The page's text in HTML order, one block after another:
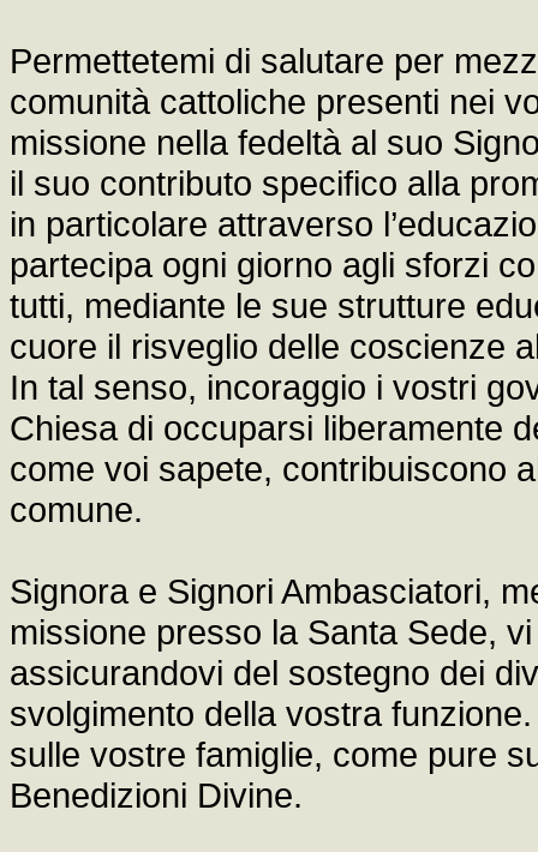
Permettetemi di salutare per
comunità cattoliche presenti nei
missione nella fedeltà al suo
il suo contributo specifico alla
in particolare attraverso
partecipa ogni giorno agli sforzi
tutti, mediante le sue strutture
cuore il risveglio delle coscienze
In tal senso, incoraggio i vostri
Chiesa di occuparsi liberamente
come voi sapete, contribuiscono
comune.
Signora e Signori Ambasciatori,
missione presso la Santa Sede,
assicurandovi del sostegno dei
svolgimento della vostra
sulle vostre famiglie, come pure
Benedizioni Divine.